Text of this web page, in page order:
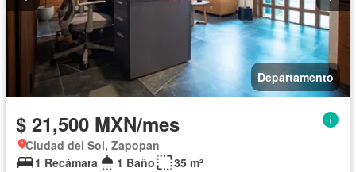
Departamento
$ 21,500 MXN/mes
Ciudad del Sol, Zapopan
1 Recámara
1 Baño
35 m²